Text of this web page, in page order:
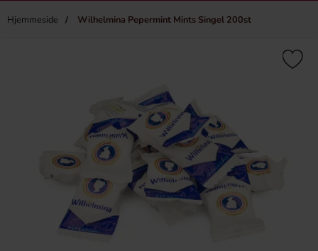
Hjemmeside Wilhelmina Pepermint Mints Singel 200st
×